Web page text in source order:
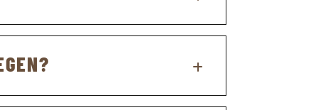
undHolzbau Schweiz